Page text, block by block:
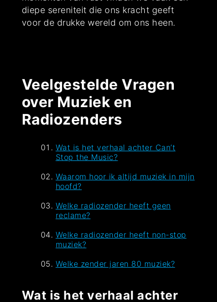
diepe sereniteit die ons kracht geeft
voor de drukke wereld om ons heen.
Veelgestelde Vragen
over Muziek en
Radiozenders
Wat is het verhaal achter Can’t
Stop the Music?
Waarom hoor ik altijd muziek in mijn
hoofd?
Welke radiozender heeft geen
reclame?
Welke radiozender heeft non-stop
muziek?
Welke zender jaren 80 muziek?
Wat is het verhaal achter